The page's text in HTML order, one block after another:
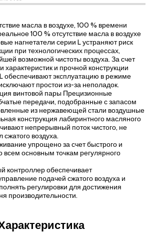
масла в воздухе, 100 % времени
100 % отсутствие масла в воздухе
нагнетатели серии L устраняют риск
при технологических процессах,
возможной чистоты воздуха. За счет
характеристик и прочной конструкции
обеспечивают эксплуатацию в режиме
простои из-за неполадок.
винтовой пары Прецизионные
передачи, подобранные с запасом
из нержавеющей стали воздушные
конструкция лабиринтного масляного
непрерывный поток чистого, не
воздуха.
упрощено за счет быстрого и
всем основным точкам регулярного
контроллер обеспечивает
подачей сжатого воздуха и
регулировки для достижения
производительности.